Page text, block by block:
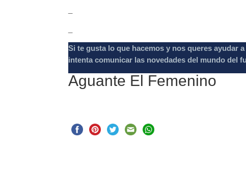
Si te gusta lo que hacemos y nos queres ayudar
intenta comunicar las novedades del mundo del
Aguante El Femenino